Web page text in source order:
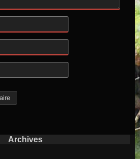
Archives